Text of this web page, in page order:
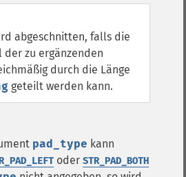
abgeschnitten, falls die
der zu ergänzenden
durch die Länge
geteilt werden kann.
pad_type kann
oder STR_PAD_BOTH